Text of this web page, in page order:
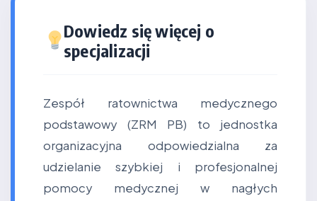
Dowiedz się więcej o
specjalizacji
Zespół ratownictwa medycznego
podstawowy (ZRM PB) to jednostka
organizacyjna odpowiedzialna za
udzielanie szybkiej i profesjonalnej
pomocy medycznej w nagłych